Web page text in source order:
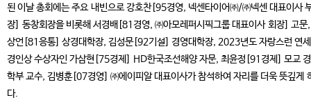
된 이날 총회에는 주요 내빈으로 강호찬[95경영, 넥센타이어㈜/㈜넥센 대표이사
장] 동창회장을 비롯해 서경배[81경영, ㈜아모레퍼시픽그룹 대표이사 회장] 고문
상언[81응통] 상경대학장, 김성문[92기설] 경영대학장, 2023년도 자랑스런 연
경인상 수상자인 가삼현[75경제] HD한국조선해양 자문, 최윤정[91경제] 모교
학부 교수, 김병훈[07경영] ㈜에이피알 대표이사가 참석하여 자리를 더욱 뜻깊게
다.